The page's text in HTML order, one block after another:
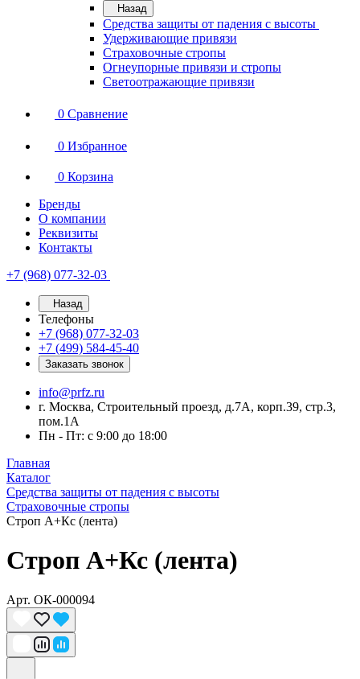
Назад
Средства защиты от падения с высоты
Удерживающие привязи
Страховочные стропы
Огнеупорные привязи и стропы
Светоотражающие привязи
0 Сравнение
0 Избранное
0 Корзина
Бренды
О компании
Реквизиты
Контакты
+7 (968) 077-32-03
Назад
Телефоны
+7 (968) 077-32-03
+7 (499) 584-45-40
Заказать звонок
info@prfz.ru
г. Москва, Строительный проезд, д.7А, корп.39, стр.3,
пом.1А
Пн - Пт: с 9:00 до 18:00
Главная
Каталог
Средства защиты от падения с высоты
Страховочные стропы
Строп А+Кс (лента)
Строп А+Кс (лента)
Арт. ОК-000094